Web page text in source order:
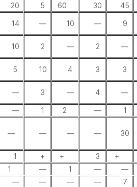
20 5 60 30
45
14 — 10 — 9
10 2 — 2 —
5 10 4 3 3
— 3 — 4 —
— 1 2 —
1
— — — — 30
1 + + 3
+
1 — 1 —
—
— — — — 7